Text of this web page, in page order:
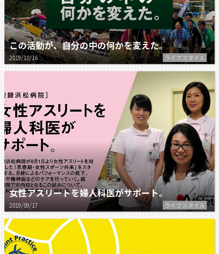
この活動が、自分の中の何かを変えた。
2019/10/16 ライフスタイル
女性アスリートを婦人科医がサポート。
2019/09/17 ライフスタイル